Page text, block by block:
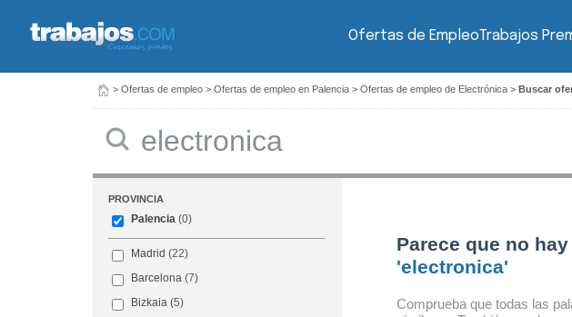
Ofertas de EmpleoTrabajos
> Ofertas de empleo > Ofertas de empleo en Palencia > Ofertas de empleo de Electrónica > Buscar
PROVINCIA
Palencia (0)
Madrid (22)
Barcelona (7)
Bizkaia (5)
Parece que no
'electronica'
Comprueba que todas las